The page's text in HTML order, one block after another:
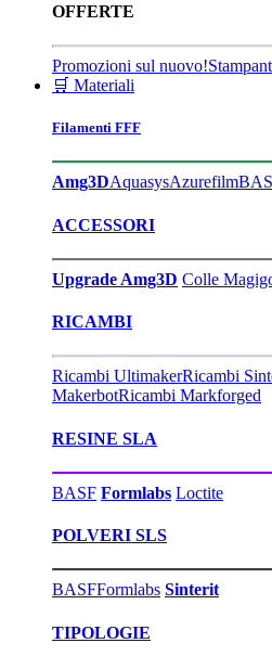
OFFERTE
Promozioni sul nuovo!
🛒 Materiali
Filamenti FFF
Amg3DAquasysAzurefilm
ACCESSORI
Upgrade Amg3D Colle
RICAMBI
Ricambi UltimakerRicambi
MakerbotRicambi Markforged
RESINE SLA
BASF Formlabs Loctite
POLVERI SLS
BASFFormlabs Sinterit
TIPOLOGIE